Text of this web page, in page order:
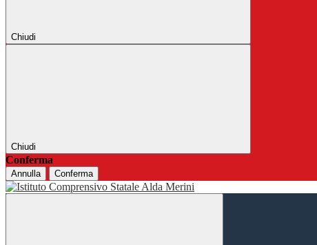
Chiudi
Chiudi
Conferma
Annulla Conferma